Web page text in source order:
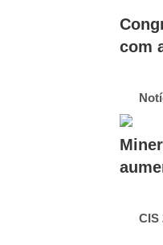
com
CIS